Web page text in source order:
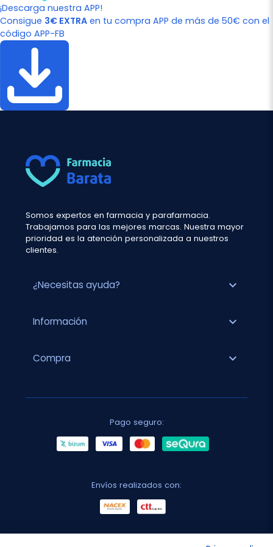
¡Descarga nuestra APP!
Consigue 3€ EXTRA en tu compra APP de más de 50€ con el
código APP-FB
Somos expertos en farmacia y parafarmacia.
Trabajamos para las mejores marcas. Nuestra mayor
prioridad es la atención personalizada a nuestros
clientes.
¿Necesitas ayuda? expand_more
Información expand_more
Compra expand_more
Pago seguro:
Envíos realizados con: